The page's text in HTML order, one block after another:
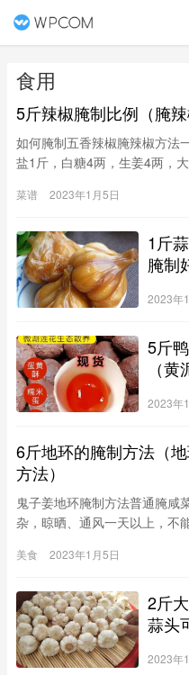
食用
5斤辣椒腌制比例（腌
如何腌制五香辣椒腌辣椒方法
盐1斤，白糖4两，生姜4两，
（杀菌）待凉。色拉油加热用
菜谱 2023年1月5日
1斤
腌制
2023年
5斤
（
2023年
6斤地环的腌制方法（
方法）
鬼子姜地环腌制方法普通腌咸
杂，晾晒、通风一天以上，不
克，洗净去杂，晾晒、通风一
倒
美食 2023年1月5日
2斤
蒜头
2023年